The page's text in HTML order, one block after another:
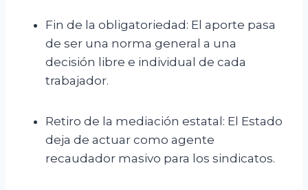
Fin de la obligatoriedad: El aporte pasa
de ser una norma general a una
decisión libre e individual de cada
trabajador.
Retiro de la mediación estatal: El Estado
deja de actuar como agente
recaudador masivo para los sindicatos.